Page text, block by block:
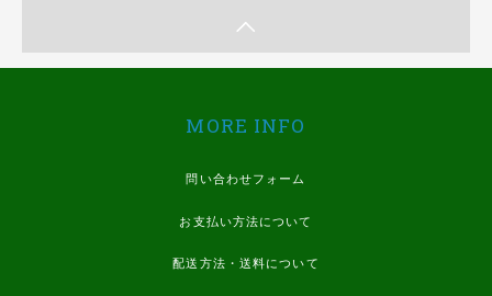
MORE INFO
問い合わせフォーム
お支払い方法について
配送方法・送料について